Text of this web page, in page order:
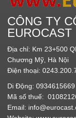
CÔNG TY
EUROCAST
Địa chỉ: Km 23+500
Chương Mỹ, Hà Nội
Điện thoại:
Di Động:
Mã số thuế:
Email: